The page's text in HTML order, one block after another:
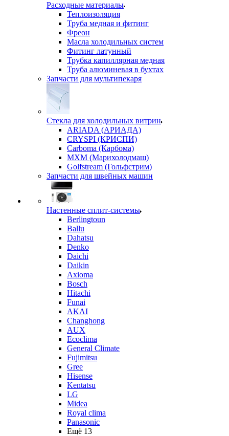
Расходные материалы
Теплоизоляция
Труба медная и фитинг
Фреон
Масла холодильных систем
Фитинг латунный
Трубка капиллярная медная
Труба алюминевая в бухтах
Запчасти для мультипекаря
Стекла для холодильных витрин
ARIADA (АРИАДА)
CRYSPI (КРИСПИ)
Carboma (Карбома)
MXM (Марихолодмаш)
Golfstream (Гольфстрим)
Запчасти для швейных машин
Настенные сплит-системы
Berlingtoun
Ballu
Dahatsu
Denko
Daichi
Daikin
Axioma
Bosch
Hitachi
Funai
AKAI
Changhong
AUX
Ecoclima
General Climate
Fujimitsu
Gree
Hisense
Kentatsu
LG
Midea
Royal clima
Panasonic
Ещё 13